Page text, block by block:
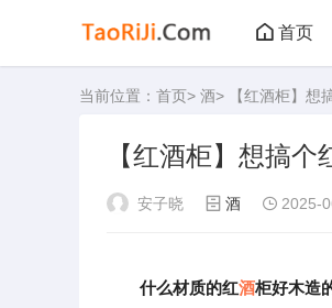
首页
黑茶
当前位置： 首页> 酒> 【红酒柜】想
【红酒柜】想搞
安子晓 酒 2025-
什么材质的红酒柜好木造